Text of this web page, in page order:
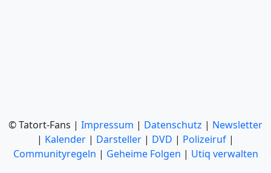
© Tatort-Fans | Impressum | Datenschutz | Newsletter
| Kalender | Darsteller | DVD | Polizeiruf |
Communityregeln | Geheime Folgen | Utiq verwalten